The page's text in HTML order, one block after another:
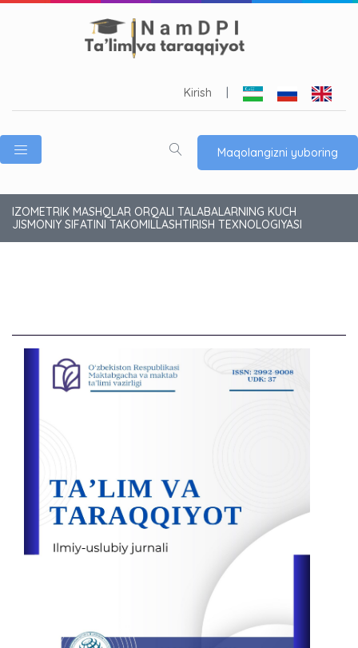
Kirish
Maqolangizni yuboring
IZOMETRIK MASHQLAR ORQALI TALABALARNING KUCH
JISMONIY SIFATINI TAKOMILLASHTIRISH TEXNOLOGIYASI